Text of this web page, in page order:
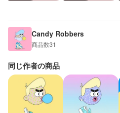
Candy Robbers
商品数31
同じ作者の商品